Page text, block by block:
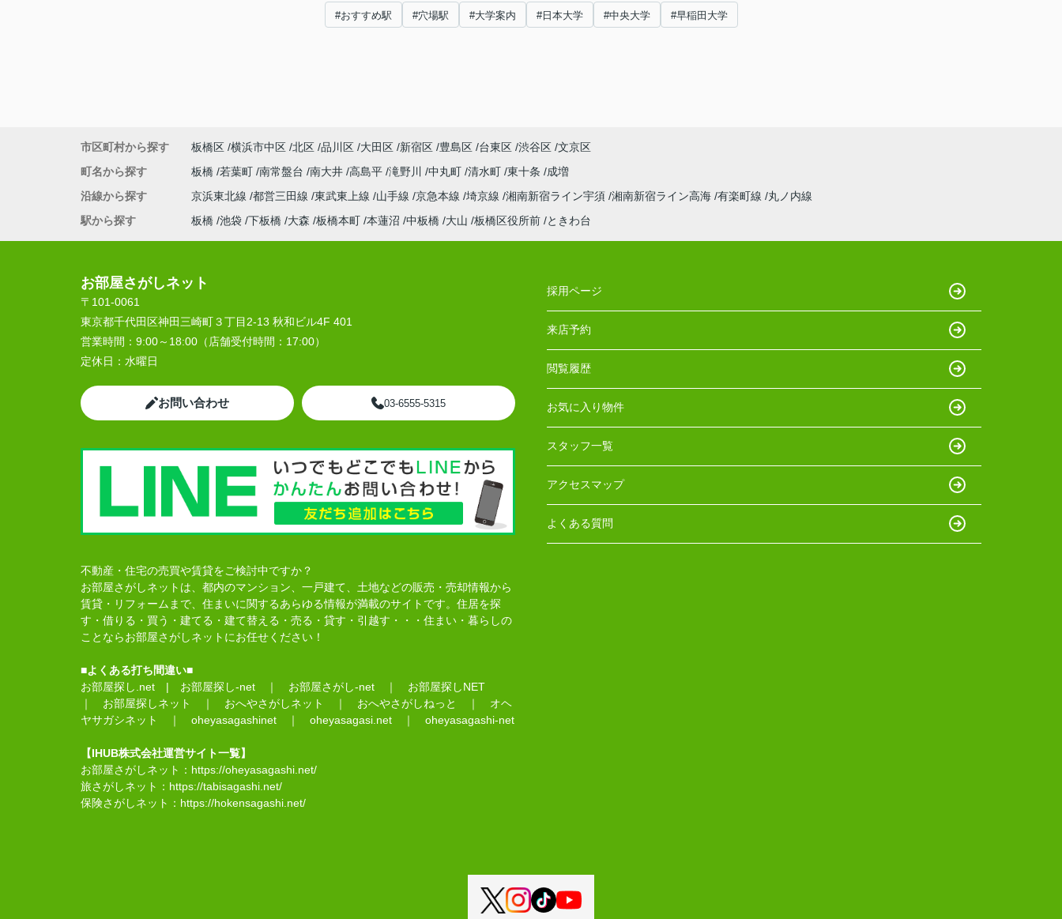
#おすすめ駅 #穴場駅 #大学案内 #日本大学 #中央大学 #早稲田大学
市区町村から探す 板橋区 横浜市中区 北区 品川区 大田区 新宿区 豊島区 台東区 渋谷区 文京区
町名から探す
板橋 若葉町 南常盤台 南大井 高島平 滝野川 中丸町 清水町 東十条
成増
沿線から探す
京浜東北線 都営三田線 東武東上線 山手線 京急本線 埼京線 湘南新宿ライン宇須 湘南新宿ライン高海 有楽町線
丸ノ内線
駅から探す
板橋 池袋 下板橋 大森 板橋本町 本蓮沼 中板橋 大山 板橋区役所前 ときわ台
お部屋さがしネット
〒101-0061
東京都千代田区神田三崎町３丁目2-13 秋和ビル4F 401
営業時間： 9:00～18:00（店舗受付時間：17:00）
定休日： 水曜日
お問い合わせ 03-6555-5315
不動産・住宅の売買や賃貸をご検討中ですか？
お部屋さがしネットは、都内のマンション、一戸建て、土地などの販売・売却情報から
賃貸・リフォームまで、住まいに関するあらゆる情報が満載のサイトです。住居を探
す・借りる・買う・建てる・建て替える・売る・貸す・引越す・・・住まい・暮らしの
ことならお部屋さがしネットにお任せください！
■よくある打ち間違い■
お部屋探し.net | お部屋探し-net ｜ お部屋さがし-net ｜ お部屋探しNET
｜ お部屋探しネット ｜ おへやさがしネット ｜ おへやさがしねっと ｜ オヘ
ヤサガシネット
｜ oheyasagashinet ｜ oheyasagasi.net ｜ oheyasagashi-net
【IHUB株式会社運営サイト一覧】
お部屋さがしネット： https://oheyasagashi.net/
旅さがしネット： https://tabisagashi.net/
保険さがしネット： https://hokensagashi.net/
採用ページ
来店予約
閲覧履歴
お気に入り物件
スタッフ一覧
アクセスマップ
よくある質問